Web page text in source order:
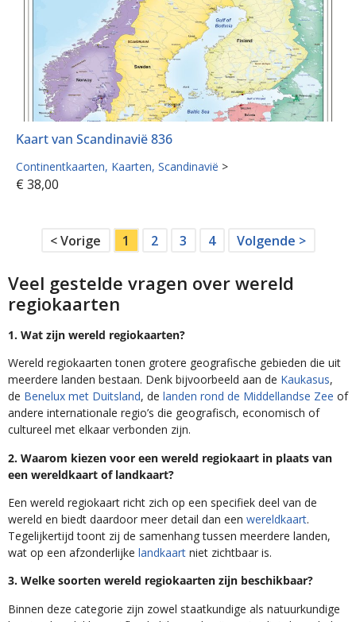
Kaart van Scandinavië 836
Continentkaarten Kaarten Scandinavië >
€ 38,00
< Vorige 1 2 3 4 Volgende >
Veel gestelde vragen over wereld
regiokaarten
1. Wat zijn wereld regiokaarten?
Wereld regiokaarten tonen grotere geografische gebieden die uit
meerdere landen bestaan. Denk bijvoorbeeld aan de Kaukasus,
de Benelux met Duitsland, de landen rond de Middellandse Zee of
andere internationale regio’s die geografisch, economisch of
cultureel met elkaar verbonden zijn.
2. Waarom kiezen voor een wereld regiokaart in plaats van
een wereldkaart of landkaart?
Een wereld regiokaart richt zich op een specifiek deel van de
wereld en biedt daardoor meer detail dan een wereldkaart.
Tegelijkertijd toont zij de samenhang tussen meerdere landen,
wat op een afzonderlijke landkaart niet zichtbaar is.
3. Welke soorten wereld regiokaarten zijn beschikbaar?
Binnen deze categorie zijn zowel staatkundige als natuurkundige